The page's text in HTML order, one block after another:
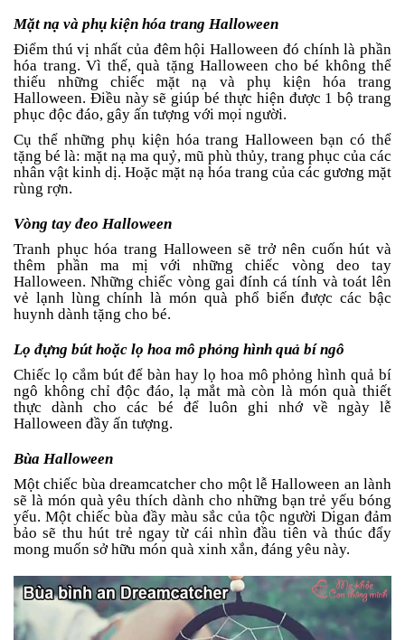
Mặt nạ và phụ kiện hóa trang Halloween
Điểm thú vị nhất của đêm hội Halloween đó chính là phần
hóa trang. Vì thế, quà tặng Halloween cho bé không thể
thiếu những chiếc mặt nạ và phụ kiện hóa trang
Halloween. Điều này sẽ giúp bé thực hiện được 1 bộ trang
phục độc đáo, gây ấn tượng với mọi người.
Cụ thể những phụ kiện hóa trang Halloween bạn có thể
tặng bé là: mặt nạ ma quỷ, mũ phù thủy, trang phục của các
nhân vật kinh dị. Hoặc mặt nạ hóa trang của các gương mặt
rùng rợn.
Vòng tay đeo Halloween
Tranh phục hóa trang Halloween sẽ trở nên cuốn hút và
thêm phần ma mị với những chiếc vòng deo tay
Halloween. Những chiếc vòng gai đính cá tính và toát lên
vẻ lạnh lùng chính là món quà phổ biến được các bậc
huynh dành tặng cho bé.
Lọ đựng bút hoặc lọ hoa mô phỏng hình quả bí ngô
Chiếc lọ cắm bút để bàn hay lọ hoa mô phỏng hình quả bí
ngô không chỉ độc đáo, lạ mắt mà còn là món quà thiết
thực dành cho các bé để luôn ghi nhớ về ngày lễ
Halloween đầy ấn tượng.
Bùa Halloween
Một chiếc bùa dreamcatcher cho một lễ Halloween an lành
sẽ là món quà yêu thích dành cho những bạn trẻ yếu bóng
yếu. Một chiếc bùa đầy màu sắc của tộc người Digan đảm
bảo sẽ thu hút trẻ ngay từ cái nhìn đầu tiên và thúc đẩy
mong muốn sở hữu món quà xinh xắn, đáng yêu này.